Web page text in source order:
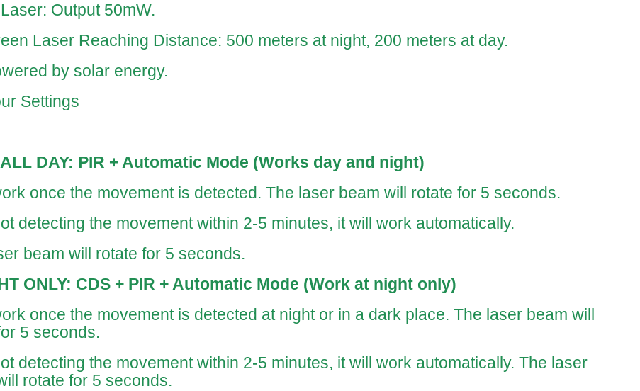
Output 50mW.
Laser Reaching Distance: 500 meters at night, 200 meters at day.
by solar energy.
Settings
DAY: PIR + Automatic Mode (Works day and night)
once the movement is detected. The laser beam will rotate for 5 seconds.
detecting the movement within 2-5 minutes, it will work automatically.
beam will rotate for 5 seconds.
ONLY: CDS + PIR + Automatic Mode (Work at night only)
once the movement is detected at night or in a dark place. The laser beam will
5 seconds.
detecting the movement within 2-5 minutes, it will work automatically. The laser
rotate for 5 seconds.